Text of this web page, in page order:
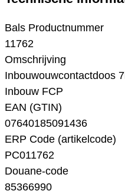
Bals Productnummer
11762
Omschrijving
Inbouwouwcontactdoos
Inbouw FCP
EAN (GTIN)
07640185091436
ERP Code (artikelcode)
PC011762
Douane-code
85366990